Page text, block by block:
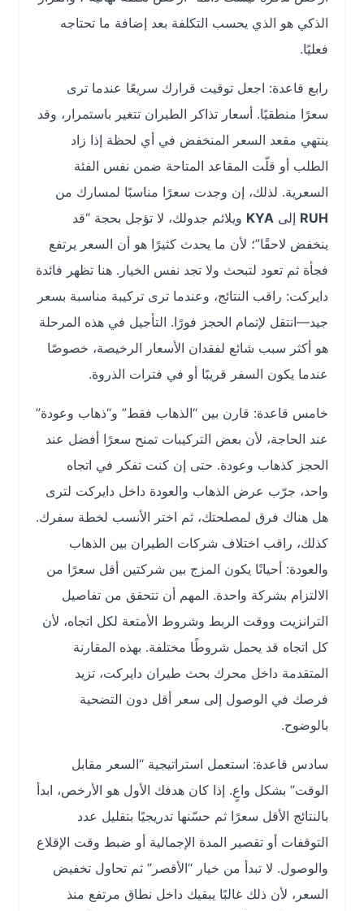
الذكي هو الذي يحسب التكلفة بعد إضافة ما تحتاجه
رابع قاعدة: اجعل توقيت قرارك سريعًا عندما ترى
سعرًا منطقيًا. أسعار تذاكر الطيران تتغير باستمرار، وقد
ينتهي مقعد السعر المنخفض في أي لحظة إذا زاد
الطلب أو قلّت المقاعد المتاحة ضمن نفس الفئة
السعرية. لذلك، إن وجدت سعرًا مناسبًا لمسارك من
إلىKYA ويلائم جدولك، لا تؤجل بحجة “قد
ينخفض لاحقًا”؛ لأن ما يحدث كثيرًا هو أن السعر يرتفع
فجأة ثم تعود لتبحث ولا تجد نفس الخيار. هنا تظهر فائدة
دايركت: راقب النتائج، وعندما ترى تركيبة مناسبة بسعر
جيد—انتقل لإتمام الحجز فورًا. التأجيل في هذه المرحلة
هو أكثر سبب شائع لفقدان الأسعار الرخيصة، خصوصًا
عندما يكون السفر قريبًا أو في فترات الذروة.
خامس قاعدة: قارن بين “الذهاب فقط” و“ذهاب وعودة”
عند الحاجة، لأن بعض التركيبات تمنح سعرًا أفضل عند
الحجز كذهاب وعودة. حتى إن كنت تفكر في اتجاه
واحد، جرّب عرض الذهاب والعودة داخل دايركت لترى
هل هناك فرق لمصلحتك، ثم اختر الأنسب لخطة سفرك.
كذلك، راقب اختلاف شركات الطيران بين الذهاب
والعودة: أحيانًا يكون المزج بين شركتين أقل سعرًا من
الالتزام بشركة واحدة. المهم أن تتحقق من تفاصيل
الترانزيت ووقت الربط وشروط الأمتعة لكل اتجاه، لأن
كل اتجاه قد يحمل شروطًا مختلفة. بهذه المقارنة
المتقدمة داخل محرك بحث طيران دايركت، تزيد
فرصك في الوصول إلى سعر أقل دون التضحية
بالوضوح.
سادس قاعدة: استعمل استراتيجية “السعر مقابل
الوقت” بشكل واعٍ. إذا كان هدفك الأول هو الأرخص، ابدأ
بالنتائج الأقل سعرًا ثم حسّنها تدريجيًا بتقليل عدد
التوقفات أو تقصير المدة الإجمالية أو ضبط وقت الإقلاع
والوصول. لا تبدأ من خيار “الأقصر” ثم تحاول تخفيض
السعر، لأن ذلك غالبًا يبقيك داخل نطاق مرتفع منذ